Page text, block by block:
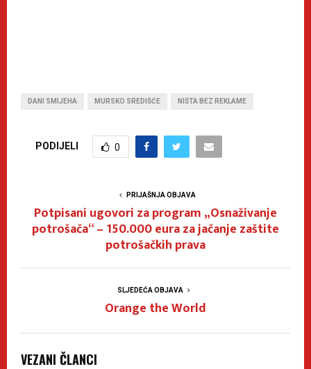
DANI SMIJEHA MURSKO SREDIŠĆE NIŠTA BEZ REKLAME
PODIJELI 0
PRIJAŠNJA OBJAVA
Potpisani ugovori za program „Osnaživanje
potrošača“ – 150.000 eura za jačanje zaštite
potrošačkih prava
SLJEDEĆA OBJAVA
Orange the World
VEZANI ČLANCI